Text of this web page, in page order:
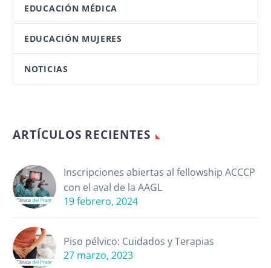
EDUCACIÓN MÉDICA
EDUCACIÓN MUJERES
NOTICIAS
ARTÍCULOS RECIENTES
Inscripciones abiertas al fellowship ACCCP
con el aval de la AAGL
19 febrero, 2024
Piso pélvico: Cuidados y Terapias
27 marzo, 2023